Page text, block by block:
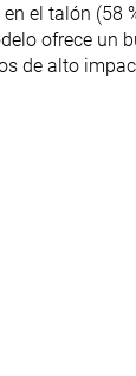
el talón (58
ofrece un
de alto